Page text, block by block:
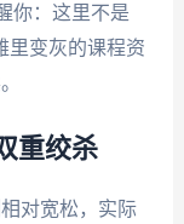
你：这里不是
里变灰的课程资
重绞杀
对宽松，实际